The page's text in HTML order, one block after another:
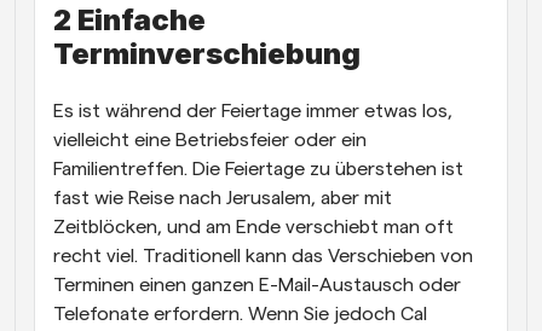
2 Einfache
Terminverschiebung
Es ist während der Feiertage immer etwas los,
vielleicht eine Betriebsfeier oder ein
Familientreffen. Die Feiertage zu überstehen ist
fast wie Reise nach Jerusalem, aber mit
Zeitblöcken, und am Ende verschiebt man oft
recht viel. Traditionell kann das Verschieben von
Terminen einen ganzen E-Mail-Austausch oder
Telefonate erfordern. Wenn Sie jedoch Cal